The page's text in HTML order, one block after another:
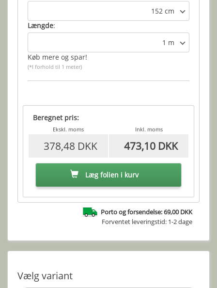
152 cm
Længde:
1 m
Køb mere og spar!
(*I forhold til 1 meter)
Beregnet pris:
Ekskl. moms Inkl. moms
378,48 DKK 473,10 DKK
Læg folien i kurv
Porto og forsendelse: 69,00 DKK
Forventet leveringstid: 1-2 dage
Vælg variant